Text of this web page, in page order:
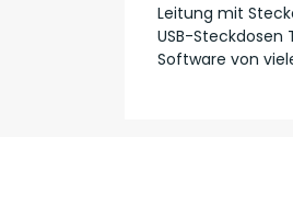
Leitung mit
USB-Steckdosen
Software von